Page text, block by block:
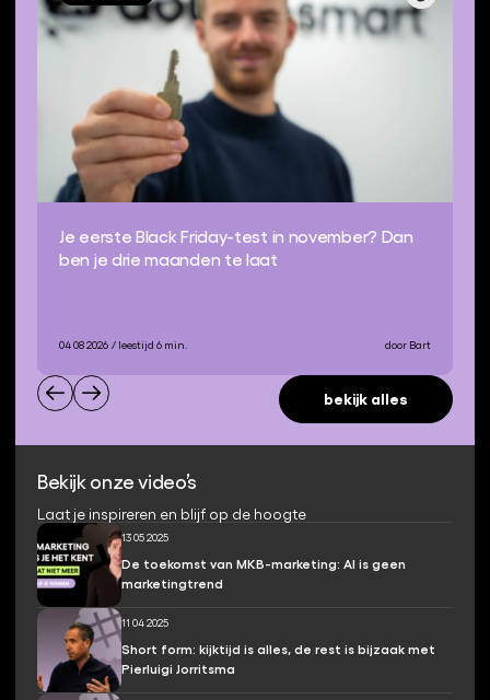
Je eerste Black Friday-test in november? Dan
ben je drie maanden te laat
04 08 2026 / leestijd 6 min. door Bart
bekijk alles
Bekijk onze video’s
Laat je inspireren en blijf op de hoogte
13 05 2025
De toekomst van MKB-marketing: AI is geen
marketingtrend
11 04 2025
Short form: kijktijd is alles, de rest is bijzaak met
Pierluigi Jorritsma